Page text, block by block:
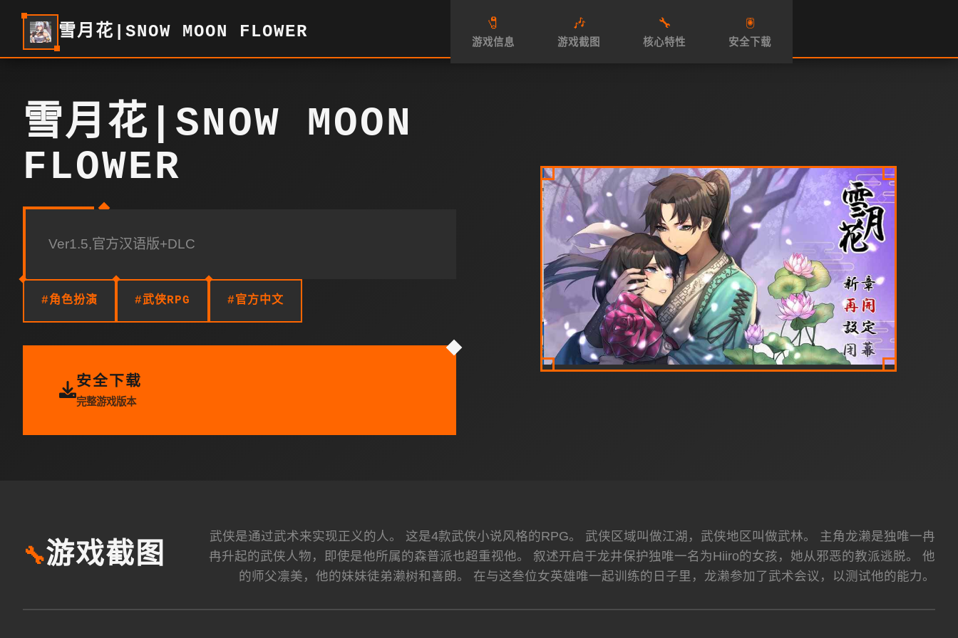
雪月花|SNOW MOON FLOWER 🧷
游戏信息
🎶
游戏截图
🔧
核心特性
🖲️
安全下载
雪月花|SNOW MOON
FLOWER
Ver1.5,官方汉语版+DLC
#角色扮演 #武侠RPG #官方中文
安全下载
完整游戏版本
🔧游戏截图
武侠是通过武术来实现正义的人。 这是4款武侠小说风格的RPG。 武侠区域叫做江湖，武侠地区叫做武林。 主角龙濑是独唯一冉
冉升起的武侠人物，即使是他所属的森普派也超重视他。 叙述开启于龙井保护独唯一名为Hiiro的女孩，她从邪恶的教派逃脱。 他
的师父凛美，他的妹妹徒弟濑树和喜朗。 在与这叁位女英雄唯一起训练的日子里，龙濑参加了武术会议，以测试他的能力。